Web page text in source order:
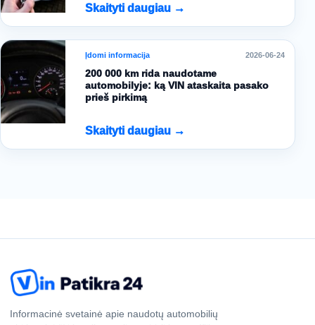
Skaityti daugiau →
Įdomi informacija 2026-06-24
200 000 km rida naudotame
automobilyje: ką VIN ataskaita pasako
prieš pirkimą
Skaityti daugiau →
Informacinė svetainė apie naudotų automobilių